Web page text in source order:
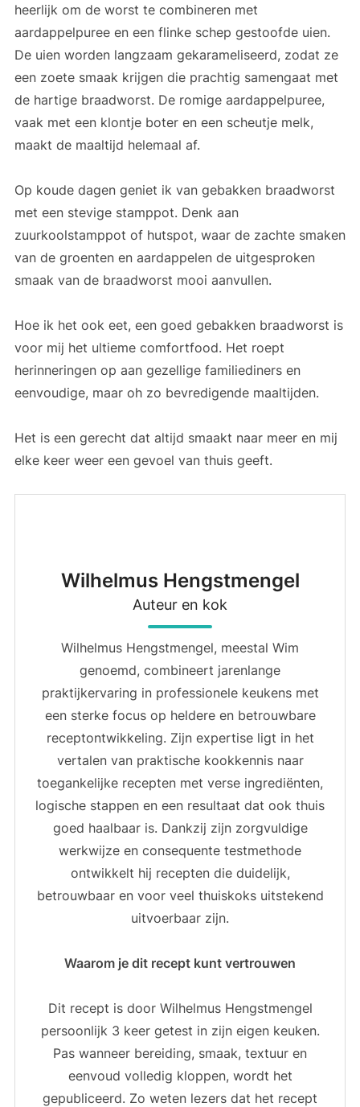
heerlijk om de worst te combineren met
aardappelpuree en een flinke schep gestoofde uien.
De uien worden langzaam gekarameliseerd, zodat ze
een zoete smaak krijgen die prachtig samengaat met
de hartige braadworst. De romige aardappelpuree,
vaak met een klontje boter en een scheutje melk,
maakt de maaltijd helemaal af.
Op koude dagen geniet ik van gebakken braadworst
met een stevige stamppot. Denk aan
zuurkoolstamppot of hutspot, waar de zachte smaken
van de groenten en aardappelen de uitgesproken
smaak van de braadworst mooi aanvullen.
Hoe ik het ook eet, een goed gebakken braadworst is
voor mij het ultieme comfortfood. Het roept
herinneringen op aan gezellige familiediners en
eenvoudige, maar oh zo bevredigende maaltijden.
Het is een gerecht dat altijd smaakt naar meer en mij
elke keer weer een gevoel van thuis geeft.
Wilhelmus Hengstmengel
Auteur en kok
Wilhelmus Hengstmengel, meestal Wim
genoemd, combineert jarenlange
praktijkervaring in professionele keukens met
een sterke focus op heldere en betrouwbare
receptontwikkeling. Zijn expertise ligt in het
vertalen van praktische kookkennis naar
toegankelijke recepten met verse ingrediënten,
logische stappen en een resultaat dat ook thuis
goed haalbaar is. Dankzij zijn zorgvuldige
werkwijze en consequente testmethode
ontwikkelt hij recepten die duidelijk,
betrouwbaar en voor veel thuiskoks uitstekend
uitvoerbaar zijn.
Waarom je dit recept kunt vertrouwen
Dit recept is door Wilhelmus Hengstmengel
persoonlijk 3 keer getest in zijn eigen keuken.
Pas wanneer bereiding, smaak, textuur en
eenvoud volledig kloppen, wordt het
gepubliceerd. Zo weten lezers dat het recept